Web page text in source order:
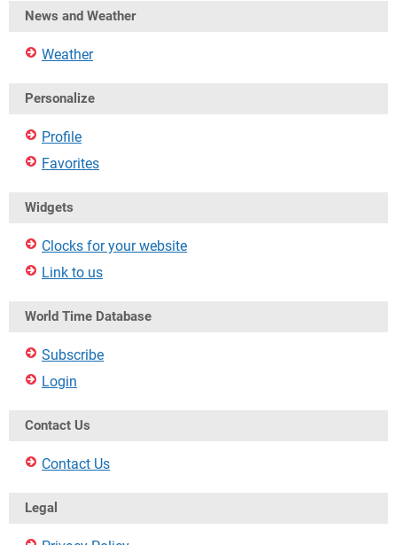
News and Weather
Weather
Personalize
Profile
Favorites
Widgets
Clocks for your website
Link to us
World Time Database
Subscribe
Login
Contact Us
Contact Us
Legal